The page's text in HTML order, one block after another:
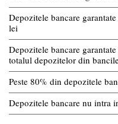
Depozitele bancare
lei
Depozitele bancare
totalul depozitelor din
Peste 80% din depozitele
Depozitele bancare nu intra